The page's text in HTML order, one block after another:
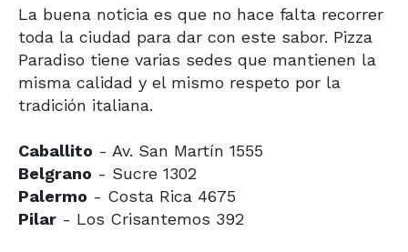
La buena noticia es que no hace falta recorrer
toda la ciudad para dar con este sabor. Pizza
Paradiso tiene varias sedes que mantienen la
misma calidad y el mismo respeto por la
tradición italiana.
Caballito - Av. San Martín 1555
Belgrano - Sucre 1302
Palermo - Costa Rica 4675
Pilar - Los Crisantemos 392